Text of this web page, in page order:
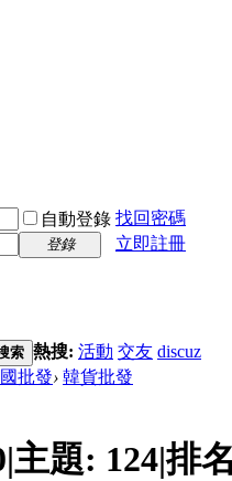
自動登錄 找回密碼
登錄
立即註冊
索 熱搜: 活動 交友 discuz
批發› 韓貨批發
|主題: 124|排